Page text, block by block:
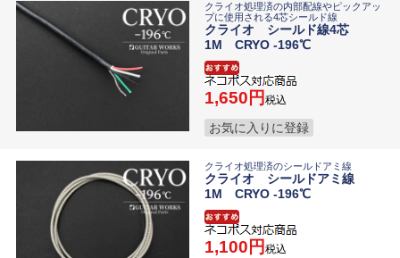
クライオ処理済の内部配線やピックアッ
プに使用される4芯シールド線
クライオ シールド線4芯
1M CRYO -196℃
1,650 税込
お気に入りに登録
クライオ処理済のシールドアミ線
クライオ シールドアミ線
1M CRYO -196℃
1,100 税込